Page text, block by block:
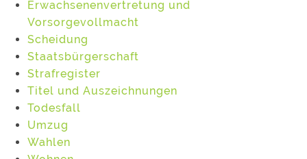
Erwachsenenvertretung und
Vorsorgevollmacht
Scheidung
Staatsbürgerschaft
Strafregister
Titel und Auszeichnungen
Todesfall
Umzug
Wahlen